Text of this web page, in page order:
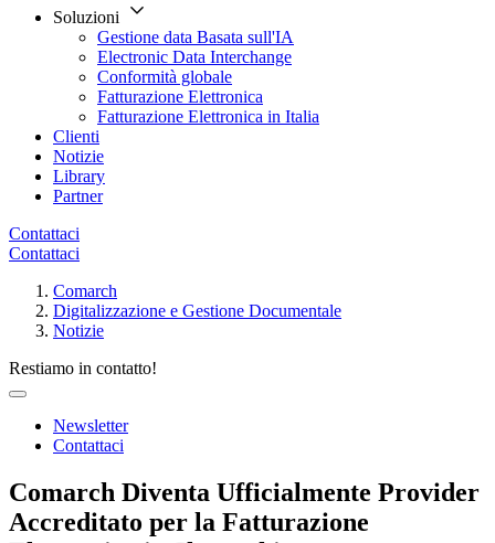
Soluzioni
Gestione data Basata sull'IA
Electronic Data Interchange
Conformità globale
Fatturazione Elettronica
Fatturazione Elettronica in Italia
Clienti
Notizie
Library
Partner
Contattaci
Contattaci
Comarch
Digitalizzazione e Gestione Documentale
Notizie
Restiamo in contatto!
Newsletter
Contattaci
Comarch Diventa Ufficialmente Provider
Accreditato per la Fatturazione